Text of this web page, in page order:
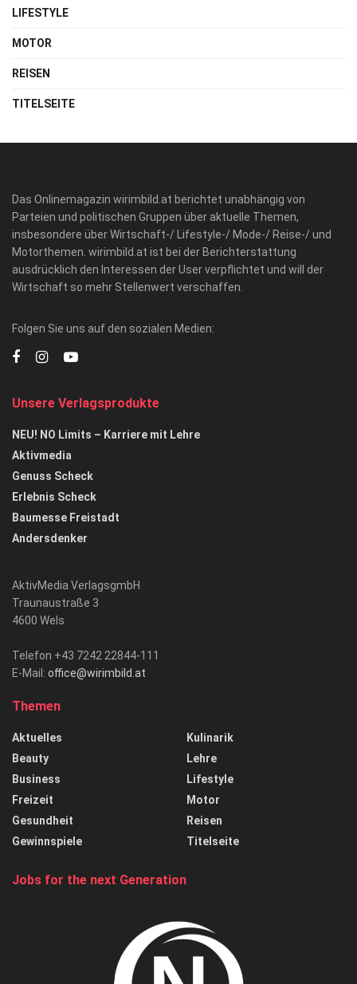
LIFESTYLE
MOTOR
REISEN
TITELSEITE
Das Onlinemagazin wirimbild.at berichtet unabhängig von
Parteien und politischen Gruppen über aktuelle Themen,
insbesondere über Wirtschaft-/ Lifestyle-/ Mode-/ Reise-/ und
Motorthemen. wirimbild.at ist bei der Berichterstattung
ausdrücklich den Interessen der User verpflichtet und will der
Wirtschaft so mehr Stellenwert verschaffen.
Folgen Sie uns auf den sozialen Medien:
Unsere Verlagsprodukte
NEU! NO Limits – Karriere mit Lehre
Aktivmedia
Genuss Scheck
Erlebnis Scheck
Baumesse Freistadt
Andersdenker
AktivMedia VerlagsgmbH
Traunaustraße 3
4600 Wels
Telefon +43 7242 22844-111
E-Mail: office@wirimbild.at
Themen
Aktuelles
Beauty
Business
Freizeit
Gesundheit
Gewinnspiele
Kulinarik
Lehre
Lifestyle
Motor
Reisen
Titelseite
Jobs for the next Generation